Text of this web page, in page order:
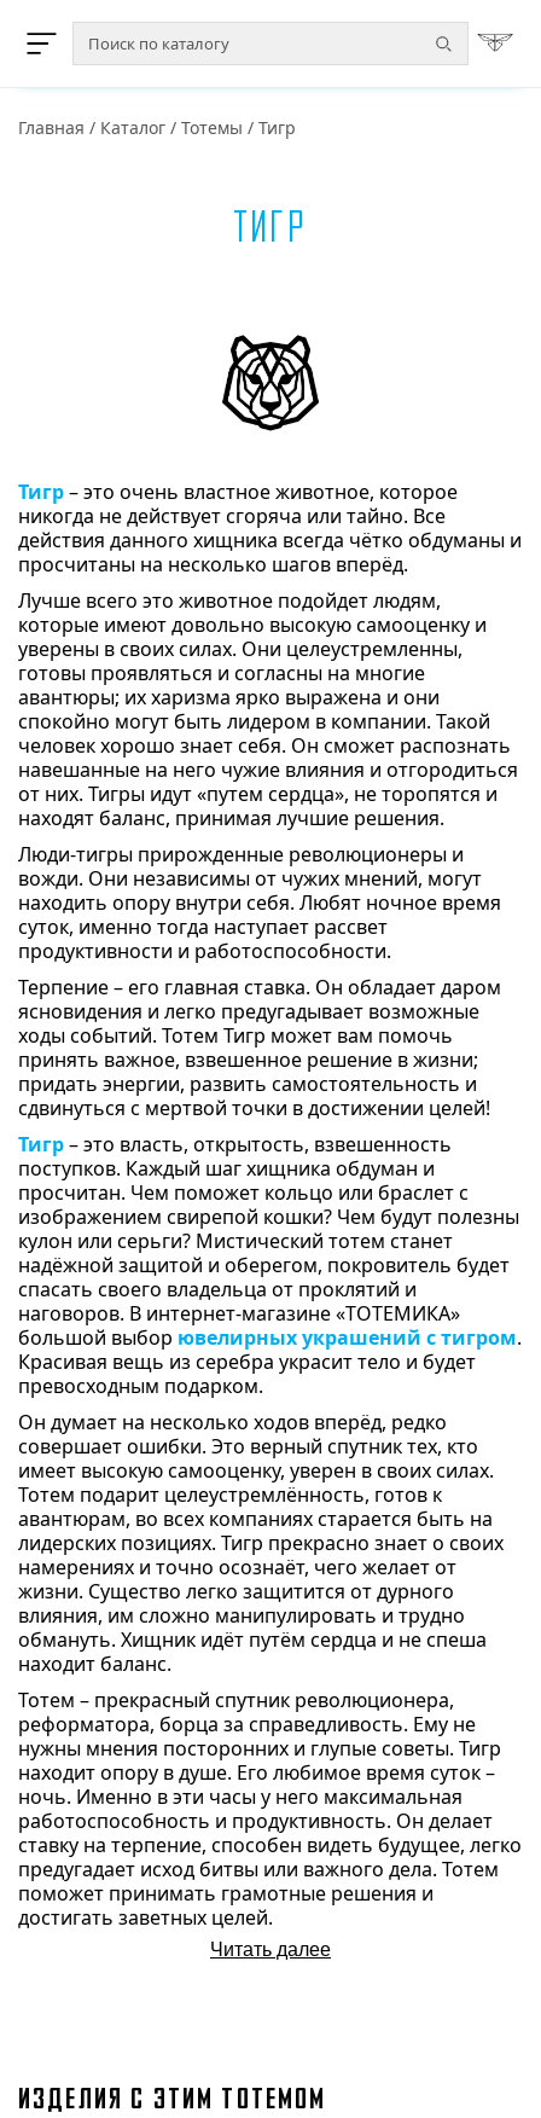
Главная / Каталог / Тотемы / Тигр
Тигр
Тигр– это очень властное животное, которое
никогда не действует сгоряча или тайно. Все
действия данного хищника всегда чётко обдуманы и
просчитаны на несколько шагов вперёд.
Лучше всего это животное подойдет людям,
которые имеют довольно высокую самооценку и
уверены в своих силах. Они целеустремленны,
готовы проявляться и согласны на многие
авантюры; их харизма ярко выражена и они
спокойно могут быть лидером в компании. Такой
человек хорошо знает себя. Он сможет распознать
навешанные на него чужие влияния и отгородиться
от них. Тигры идут «путем сердца», не торопятся и
находят баланс, принимая лучшие решения.
Люди-тигры прирожденные революционеры и
вожди. Они независимы от чужих мнений, могут
находить опору внутри себя. Любят ночное время
суток, именно тогда наступает рассвет
продуктивности и работоспособности.
Терпение – его главная ставка. Он обладает даром
ясновидения и легко предугадывает возможные
ходы событий. Тотем Тигр может вам помочь
принять важное, взвешенное решение в жизни;
придать энергии, развить самостоятельность и
сдвинуться с мертвой точки в достижении целей!
Тигр– это власть, открытость, взвешенность
поступков. Каждый шаг хищника обдуман и
просчитан. Чем поможет кольцо или браслет с
изображением свирепой кошки? Чем будут полезны
кулон или серьги? Мистический тотем станет
надёжной защитой и оберегом, покровитель будет
спасать своего владельца от проклятий и
наговоров. В интернет-магазине «ТОТЕМИКА»
большой выбор ювелирных украшений с тигром.
Красивая вещь из серебра украсит тело и будет
превосходным подарком.
Он думает на несколько ходов вперёд, редко
совершает ошибки. Это верный спутник тех, кто
имеет высокую самооценку, уверен в своих силах.
Тотем подарит целеустремлённость, готов к
авантюрам, во всех компаниях старается быть на
лидерских позициях. Тигр прекрасно знает о своих
намерениях и точно осознаёт, чего желает от
жизни. Существо легко защитится от дурного
влияния, им сложно манипулировать и трудно
обмануть. Хищник идёт путём сердца и не спеша
находит баланс.
Тотем – прекрасный спутник революционера,
реформатора, борца за справедливость. Ему не
нужны мнения посторонних и глупые советы. Тигр
находит опору в душе. Его любимое время суток –
ночь. Именно в эти часы у него максимальная
работоспособность и продуктивность. Он делает
ставку на терпение, способен видеть будущее, легко
предугадает исход битвы или важного дела. Тотем
поможет принимать грамотные решения и
достигать заветных целей.
Читать далее
ИЗДЕЛИЯ С ЭТИМ ТОТЕМОМ